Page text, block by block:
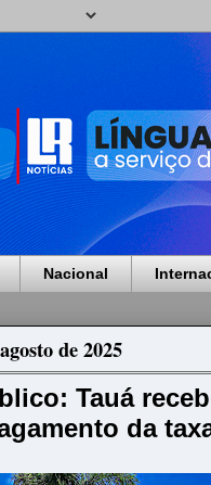
Nacional
de 2025
Tauá
da